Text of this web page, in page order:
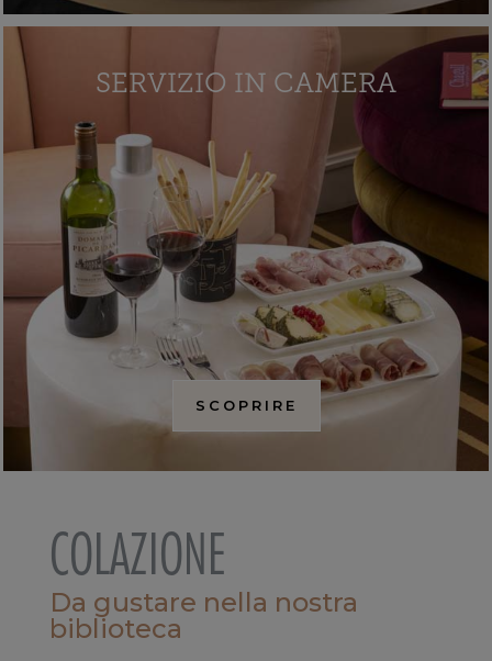
SERVIZIO IN CAMERA
SCOPRIRE
COLAZIONE
Da gustare nella nostra
biblioteca